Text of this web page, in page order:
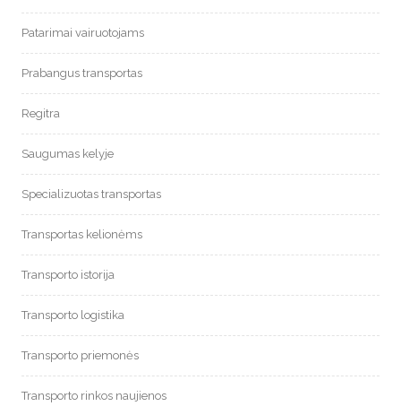
Patarimai vairuotojams
Prabangus transportas
Regitra
Saugumas kelyje
Specializuotas transportas
Transportas kelionėms
Transporto istorija
Transporto logistika
Transporto priemonės
Transporto rinkos naujienos